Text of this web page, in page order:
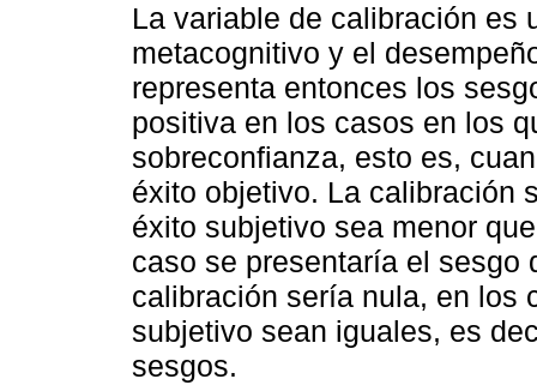
La variable de calibración es
metacognitivo y el
representa entonces los
positiva en los casos en los
sobreconfianza, esto es,
éxito objetivo. La calibración
éxito subjetivo sea menor
caso se presentaría el sesgo
calibración sería nula, en los
subjetivo sean iguales, es
sesgos.